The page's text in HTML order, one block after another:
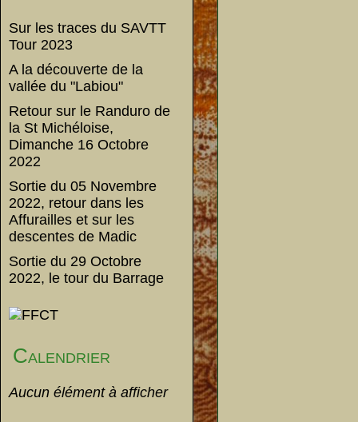
Sur les traces du SAVTT
Tour 2023
A la découverte de la
vallée du "Labiou"
Retour sur le Randuro de
la St Michéloise,
Dimanche 16 Octobre
2022
Sortie du 05 Novembre
2022, retour dans les
Affurailles et sur les
descentes de Madic
Sortie du 29 Octobre
2022, le tour du Barrage
Calendrier
Aucun élément à afficher